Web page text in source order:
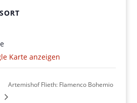
Karte anzeigen
Artemishof Flieth: Flamenco Bohemio